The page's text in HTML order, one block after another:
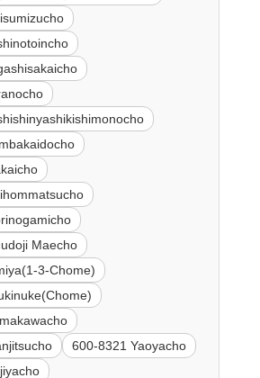
Maecho
3-Chome)
600-8321 Yaoyacho